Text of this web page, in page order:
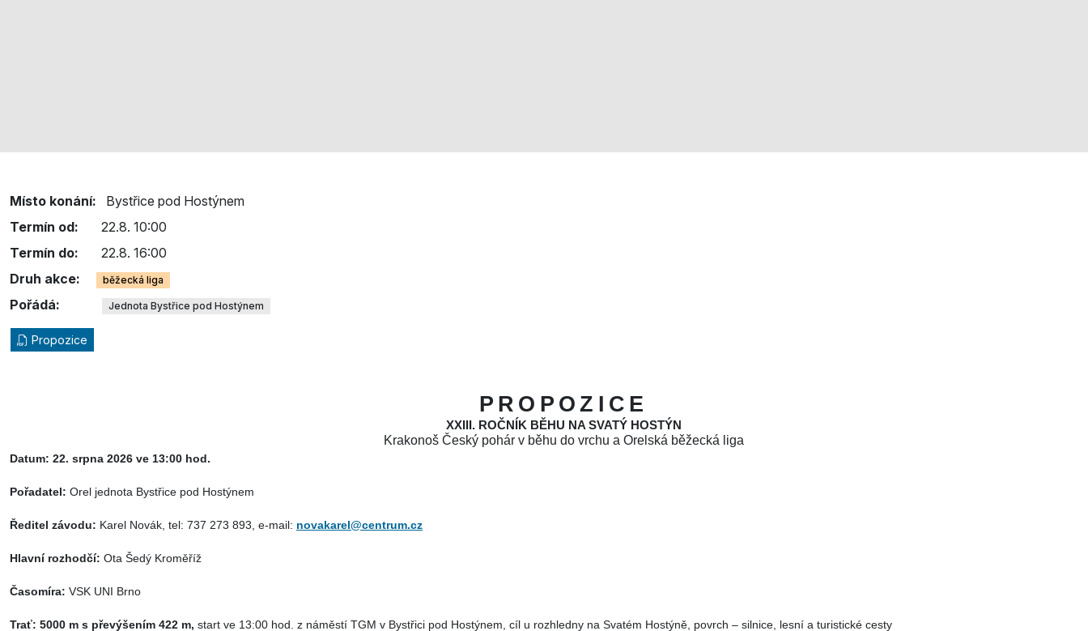
Místo konání:
Bystřice pod Hostýnem
Termín od:
22.8. 10:00
Termín do:
22.8. 16:00
Druh akce:
běžecká liga
Pořádá: Jednota Bystřice pod Hostýnem
Propozice
PROPOZICE
XXIII. ROČNÍK BĚHU NA SVATÝ HOSTÝN
Krakonoš Český pohár v běhu do vrchu a Orelská běžecká liga
Datum: 22. srpna 2026 ve 13:00 hod.
Pořadatel: Orel jednota Bystřice pod Hostýnem
Ředitel závodu: Karel Novák, tel: 737 273 893, e-mail: novakarel@centrum.cz
Hlavní rozhodčí: Ota Šedý Kroměříž
Časomíra: VSK UNI Brno
Trať: 5000 m s převýšením 422 m, start ve 13:00 hod. z náměstí TGM v Bystřici pod Hostýnem, cíl u rozhledny na Svatém Hostýně, povrch – silnice, lesní a turistické cesty